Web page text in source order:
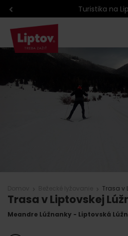
Turistika na
Trasa v
Trasa v Liptovskej
Meandre Lúžnanky - Liptovská